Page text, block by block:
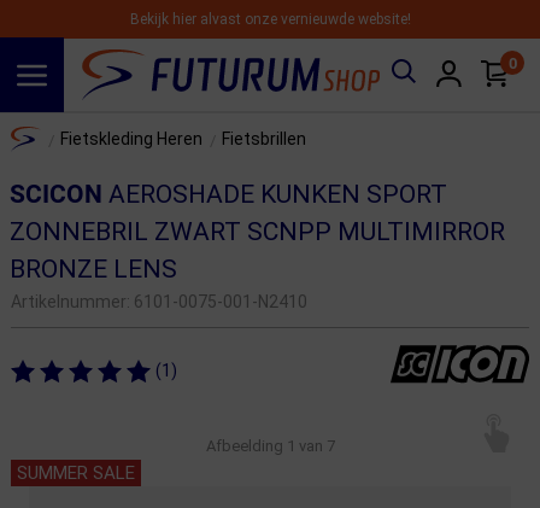
Bekijk hier alvast onze vernieuwde website!
0
Home Fietskleding Heren Fietsbrillen
SCICON AEROSHADE KUNKEN SPORT
ZONNEBRIL ZWART SCNPP MULTIMIRROR
BRONZE LENS
Artikelnummer: 6101-0075-001-N2410
(1)
Afbeelding 1 van 7
SUMMER SALE